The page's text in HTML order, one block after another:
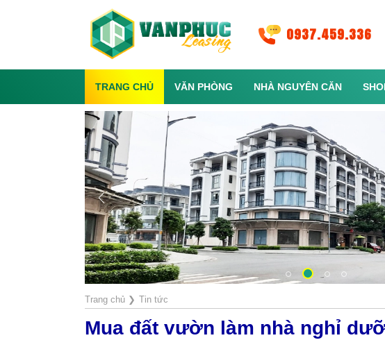
0937.459.336
TRANG CHỦ VĂN PHÒNG NHÀ NGUYÊN CĂN
Trang chủ ❯ Tin tức
Mua đất vườn làm nhà nghỉ